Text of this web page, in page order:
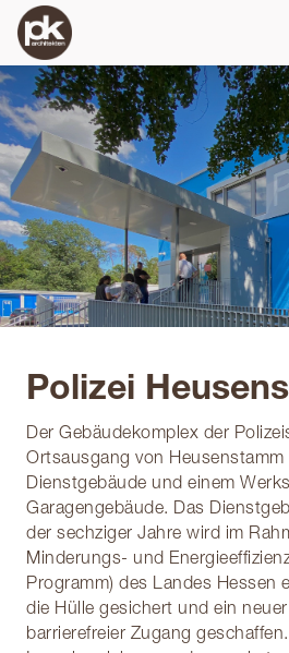
Polizei
Der Gebäudekomplex der
Ortsausgang von
Dienstgebäude und einem
Garagengebäude. Das
der sechziger Jahre wird im
Minderungs- und
Programm) des Landes Hessen
die Hülle gesichert und ein
barrierefreier Zugang